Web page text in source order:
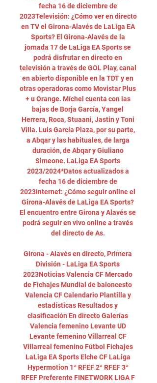
fecha 16 de diciembre de
2023Televisión: ¿Cómo ver en directo
en TV el Girona-Alavés de LaLiga EA
Sports? El Girona-Alavés de la
jornada 17 de LaLiga EA Sports se
podrá disfrutar en directo en
televisión a través de GOL Play, canal
en abierto disponible en la TDT y en
otras operadoras como Movistar Plus
+ u Orange. Míchel cuenta con las
bajas de Borja García, Yangel
Herrera, Roca, Stuaani, Jastin y Toni
Villa. Luis García Plaza, por su parte,
a Abqar y las habituales, de larga
duración, de Abqar y Giuliano
Simeone. LaLiga EA Sports
2023/2024*Datos actualizados a
fecha 16 de diciembre de
2023Internet: ¿Cómo seguir online el
Girona-Alavés de LaLiga EA Sports?
El encuentro entre Girona y Alavés se
podrá seguir en vivo online a través
del directo de As.
Girona - Alavés en directo, Primera
División - LaLiga EA Sports
2023Noticias Valencia CF Mercado
de Fichajes Mundial de baloncesto
Valencia CF Calendario Plantilla y
estadísticas Resultados y
clasificación En directo Galerías
Valencia femenino Levante UD
Levante femenino Villarreal CF
Villarreal femenino Fútbol Fichajes
LaLiga EA Sports Elche CF LaLiga
Hypermotion 1ª RFEF 2ª RFEF 3ª
RFEF Preferente FINETWORK LIGA F